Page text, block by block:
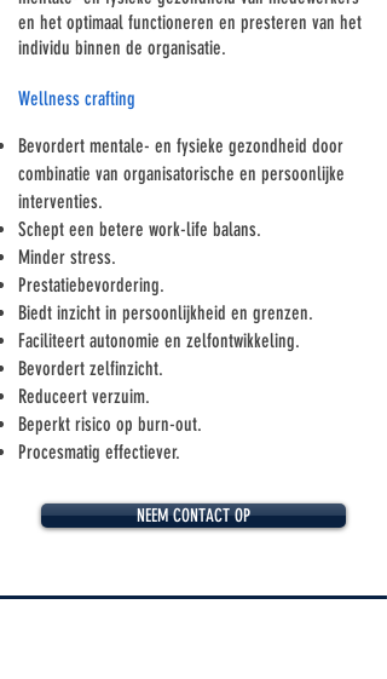
en het optimaal functioneren en presteren van het
individu binnen de organisatie.
Wellness crafting
Bevordert mentale- en fysieke gezondheid door
combinatie van organisatorische en persoonlijke
interventies.
Schept een betere work-life balans.
Minder stress.
Prestatiebevordering.
Biedt inzicht in persoonlijkheid en grenzen.
Faciliteert autonomie en zelfontwikkeling.
Bevordert zelfinzicht.
Reduceert verzuim.
Beperkt risico op burn-out.
Procesmatig effectiever.
NEEM CONTACT OP